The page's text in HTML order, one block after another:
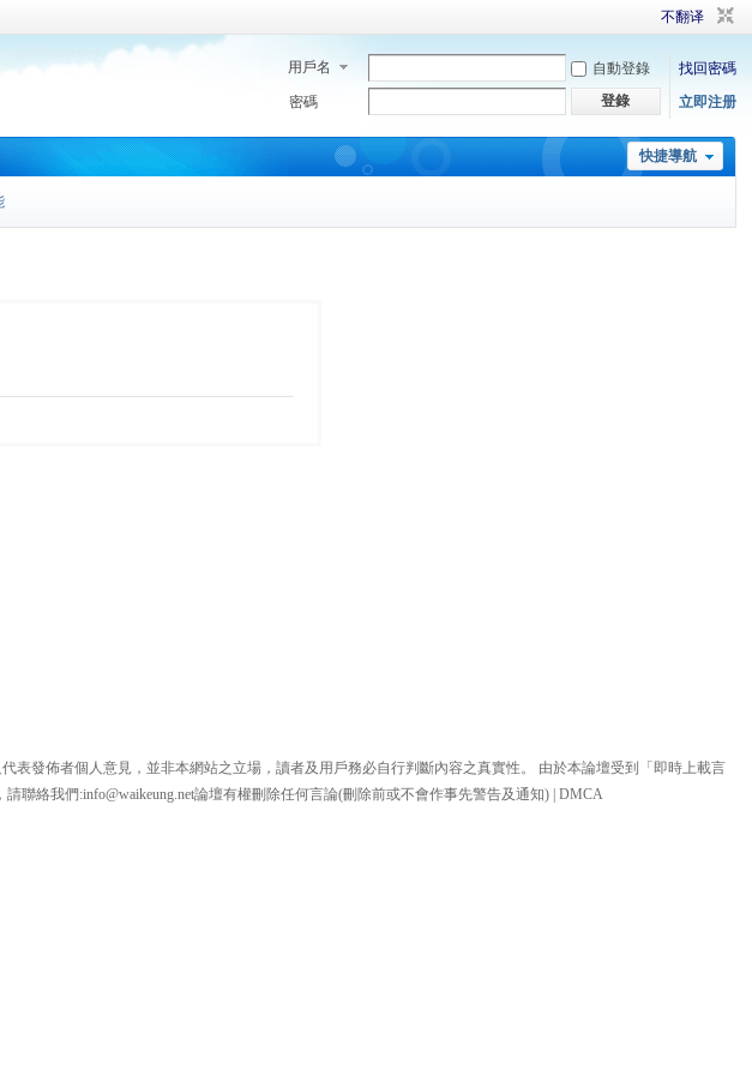
不翻译
用戶名 自動登錄
找回密碼
密碼
登錄 立即注册
快捷導航
發佈者個人意見，並非本網站之立場，讀者及用戶務必自行判斷內容之真實性。 由於本論壇受到「即時上載言
請聯絡我們:info@waikeung.net論壇有權刪除任何言論(刪除前或不會作事先警告及通知) |DMCA